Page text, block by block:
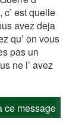
est quelle
avez deja
qu’ on vous
pas un
ne l’ avez
ce message